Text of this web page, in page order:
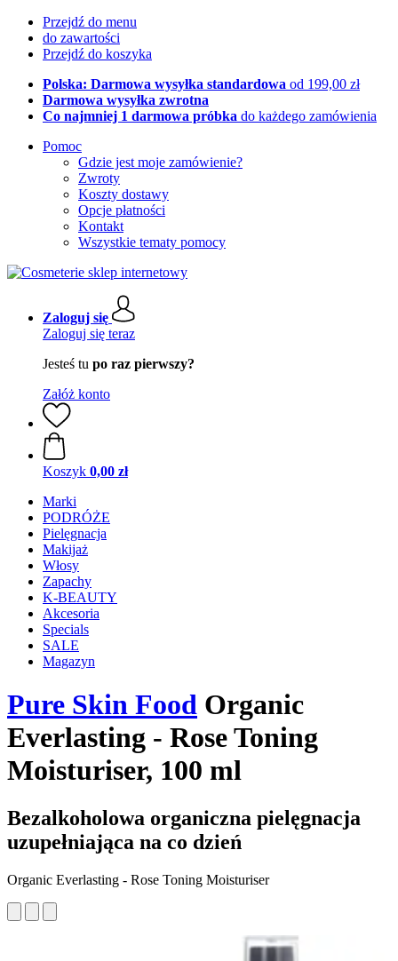
Przejdź do menu
do zawartości
Przejdź do koszyka
Polska: Darmowa wysyłka standardowa od 199,00 zł
Darmowa wysyłka zwrotna
Co najmniej 1 darmowa próbka do każdego zamówienia
Pomoc
Gdzie jest moje zamówienie?
Zwroty
Koszty dostawy
Opcje płatności
Kontakt
Wszystkie tematy pomocy
Zaloguj się
Zaloguj się teraz
Jesteś tu po raz pierwszy?
Załóż konto
Koszyk 0,00 zł
Marki
PODRÓŻE
Pielęgnacja
Makijaż
Włosy
Zapachy
K-BEAUTY
Akcesoria
Specials
SALE
Magazyn
Pure Skin Food Organic
Everlasting - Rose Toning
Moisturiser, 100 ml
Bezalkoholowa organiczna pielęgnacja
uzupełniająca na co dzień
Organic Everlasting - Rose Toning Moisturiser